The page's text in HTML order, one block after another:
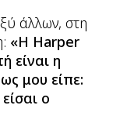
άλλων, στη
«Η Harper
είναι η
μου είπε:
ο